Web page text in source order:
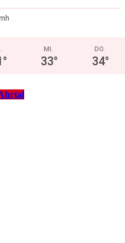
°
MI.
33°
DO.
34°